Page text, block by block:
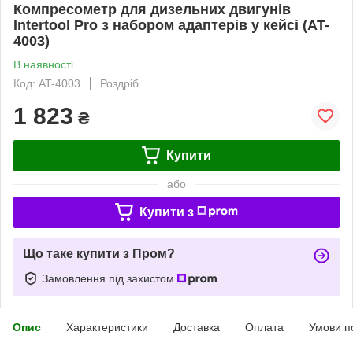
Компресометр для дизельних двигунів
Intertool Pro з набором адаптерів у кейсі (AT-
4003)
В наявності
Код: AT-4003
Роздріб
1 823 ₴
Купити
або
Купити з
Що таке купити з Пром?
Замовлення під захистом
Опис Характеристики Доставка Оплата Умови